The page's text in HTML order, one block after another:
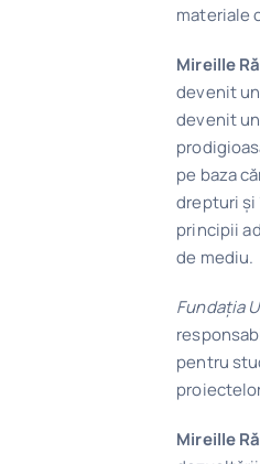
materiale
Mireille
devenit
devenit
pe baza
drepturi și
principii
de mediu.
Fundația
pentru
Mireille